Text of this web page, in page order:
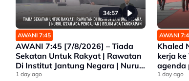
34:57
AWANI 7:45
AWANI 7:45 [7/8/2026] – Tiada
Sekatan Untuk Rakyat | Rawatan
Di Institut Jantung Negara | Nurul
Izzah Ada Pengajian | Belum Ada
1 day ago
AWANI
Khaled
kerja ke
agenda
1 day ago